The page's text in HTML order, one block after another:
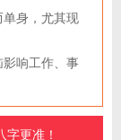
身，尤其现
响工作、事
字更准！